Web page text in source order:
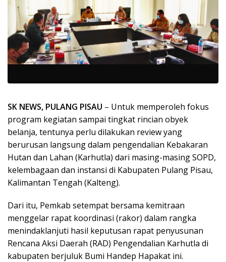
SK NEWS, PULANG PISAU – Untuk memperoleh fokus
program kegiatan sampai tingkat rincian obyek
belanja, tentunya perlu dilakukan review yang
berurusan langsung dalam pengendalian Kebakaran
Hutan dan Lahan (Karhutla) dari masing-masing SOPD,
kelembagaan dan instansi di Kabupaten Pulang Pisau,
Kalimantan Tengah (Kalteng).
Dari itu, Pemkab setempat bersama kemitraan
menggelar rapat koordinasi (rakor) dalam rangka
menindaklanjuti hasil keputusan rapat penyusunan
Rencana Aksi Daerah (RAD) Pengendalian Karhutla di
kabupaten berjuluk Bumi Handep Hapakat ini.